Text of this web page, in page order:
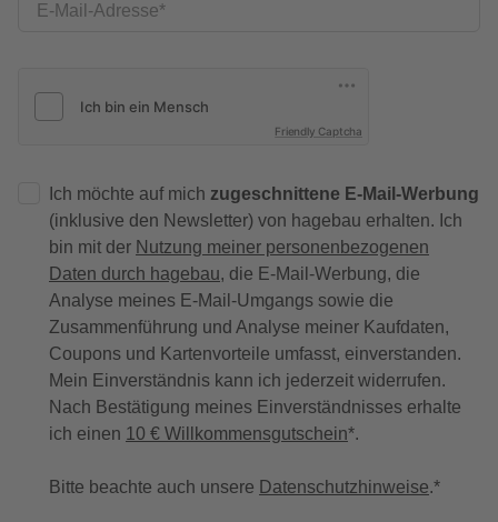
E-Mail-Adresse
Friendly Captcha
Ich möchte auf mich zugeschnittene E-Mail-Werbung
(inklusive den Newsletter) von hagebau erhalten. Ich
bin mit der Nutzung meiner personenbezogenen
Daten durch hagebau, die E-Mail-Werbung, die
Analyse meines E-Mail-Umgangs sowie die
Zusammenführung und Analyse meiner Kaufdaten,
Coupons und Kartenvorteile umfasst, einverstanden.
Mein Einverständnis kann ich jederzeit widerrufen.
Nach Bestätigung meines Einverständnisses erhalte
ich einen 10 € Willkommensgutschein*.
Bitte beachte auch unsere Datenschutzhinweise.